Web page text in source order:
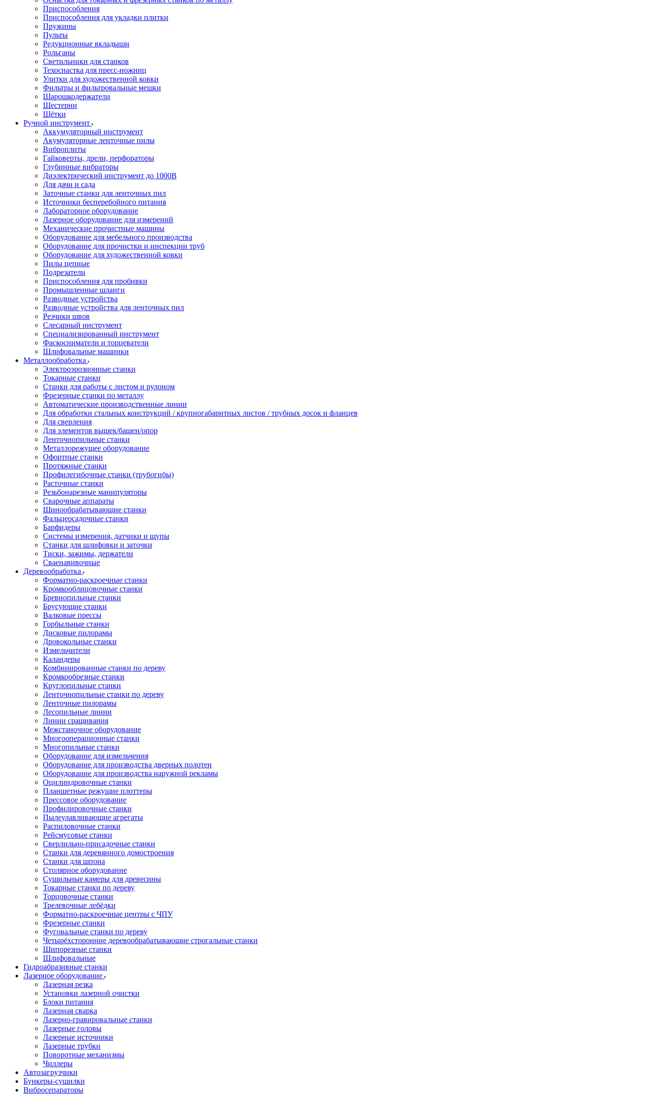
Приспособления
Приспособления для укладки плитки
Пружины
Пульты
Редукционные вкладыши
Рольганы
Светильники для станков
Техоснастка для пресс-ножниц
Улитки для художественной ковки
Фильтры и фильтровальные мешки
Шарошкодержатели
Шестерни
Щётки
Ручной инструмент
Аккумуляторный инструмент
Акумуляторные ленточные пилы
Виброплиты
Гайковерты, дрели, перфораторы
Глубинные вибраторы
Диэлектрический инструмент до 1000В
Для дачи и сада
Заточные станки для ленточных пил
Источники бесперебойного питания
Лабораторное оборудование
Лазерное оборудование для измерений
Механические прочистные машины
Оборудование для мебельного производства
Оборудование для прочистки и инспекции труб
Оборудование для художественной ковки
Пилы цепные
Подрезатели
Приспособления для пробивки
Промышленные шланги
Разводные устройства
Разводные устройства для ленточных пил
Резчики швов
Слесарный инструмент
Специализированный инструмент
Фаскосниматели и торцеватели
Шлифовальные машинки
Металлообработка
Электроэрозионные станки
Токарные станки
Станки для работы с листом и рулоном
Фрезерные станки по металлу
Автоматические производственные линии
Для обработки стальных конструкций / крупногабаритных листов / трубных досок и фланцев
Для сверления
Для элементов вышек/башен/опор
Ленточнопильные станки
Металлорежущее оборудование
Офортные станки
Протяжные станки
Профилегибочные станки (трубогибы)
Расточные станки
Резьбонарезные манипуляторы
Сварочные аппараты
Шинообрабатывающие станки
Фальцеосадочные станки
Барфидеры
Системы измерения, датчики и щупы
Станки для шлифовки и заточки
Тиски, зажимы, держатели
Cваенавивочные
Деревообработка
Форматно-раскроечные станки
Кромкооблицовочные станки
Бревнопильные станки
Брусующие станки
Валковые прессы
Горбыльные станки
Дисковые пилорамы
Дровокольные станки
Измельчители
Каландеры
Комбинированные станки по дереву
Кромкообрезные станки
Круглопильные станки
Ленточнопильные станки по дереву
Ленточные пилорамы
Лесопильные линии
Линии сращивания
Межстаночное оборудование
Многооперационные станки
Многопильные станки
Оборудование для измельчения
Оборудование для производства дверных полотен
Оборудование для производства наружной рекламы
Оцилиндровочные станки
Планшетные режущие плоттеры
Прессовое оборудование
Профилировочные станки
Пылеулавливающие агрегаты
Распиловочные станки
Рейсмусовые станки
Сверлильно-присадочные станки
Станки для деревянного домостроения
Станки для шпона
Столярное оборудование
Сушильные камеры для древесины
Токарные станки по дереву
Торцовочные станки
Трелевочные лебёдки
Форматно-раскроечные центры с ЧПУ
Фрезерные станки
Фуговальные станки по дереву
Четырёхсторонние деревообрабатывающие строгальные станки
Шипорезные станки
Шлифовальные
Гидроабразивные станки
Лазерное оборудование
Лазерная резка
Установки лазерной очистки
Блоки питания
Лазерная сварка
Лазерно-гравировальные станки
Лазерные головы
Лазерные источники
Лазерные трубки
Поворотные механизмы
Чиллеры
Автозагрузчики
Бункеры-сушилки
Вибросепараторы